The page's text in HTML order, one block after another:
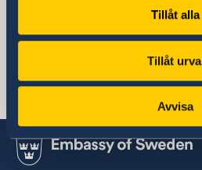
Tillåt alla
Tillåt
Avvisa
+41 22 908 08 00
Sociala medier